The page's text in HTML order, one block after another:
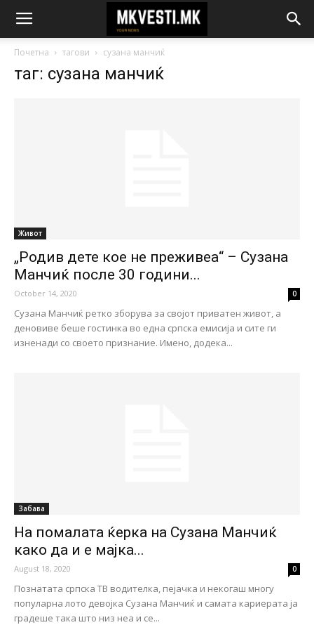
Почетна тагови сузана манчиќ
таг: сузана манчиќ
Живот
„Родив дете кое не преживеа“ – Сузана
Манчиќ после 30 години...
October 14, 2020 0
Сузана Манчиќ ретко зборува за својот приватен живот, а
деновиве беше гостинка во една српска емисија и сите ги
изненади со своето признание. Имено, додека...
Забава
На помалата ќерка на Сузана Манчиќ
како да и е мајка...
August 18, 2020 0
Познатата српска ТВ водителка, пејачка и некогаш многу
популарна лото девојка Сузана Манчиќ и самата кариерата ја
градеше така што низ неа и се...